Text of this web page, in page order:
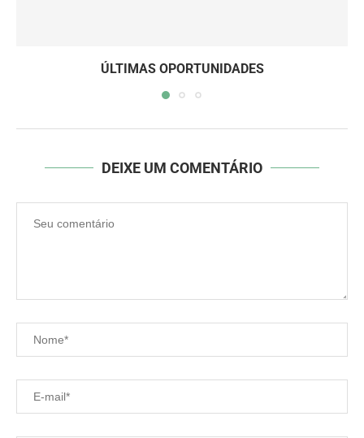
ÚLTIMAS OPORTUNIDADES
DEIXE UM COMENTÁRIO